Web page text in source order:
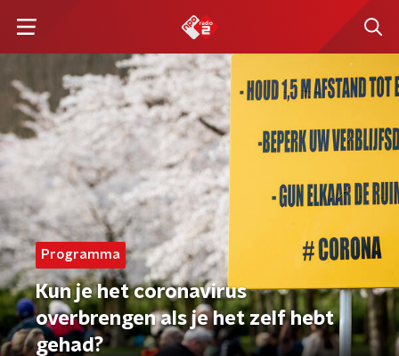
Programma
Kun je het coronavirus
overbrengen als je het zelf hebt
gehad?